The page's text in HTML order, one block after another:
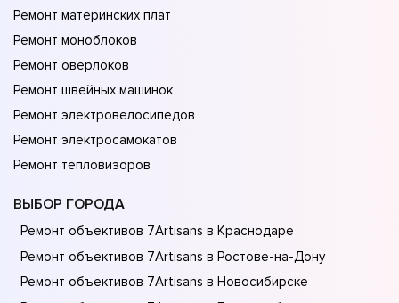
Ремонт материнских плат
Ремонт моноблоков
Ремонт оверлоков
Ремонт швейных машинок
Ремонт электровелосипедов
Ремонт электросамокатов
Ремонт тепловизоров
ВЫБОР ГОРОДА
Ремонт объективов 7Artisans в Краснодаре
Ремонт объективов 7Artisans в Ростове-на-Донy
Ремонт объективов 7Artisans в Новосибирске